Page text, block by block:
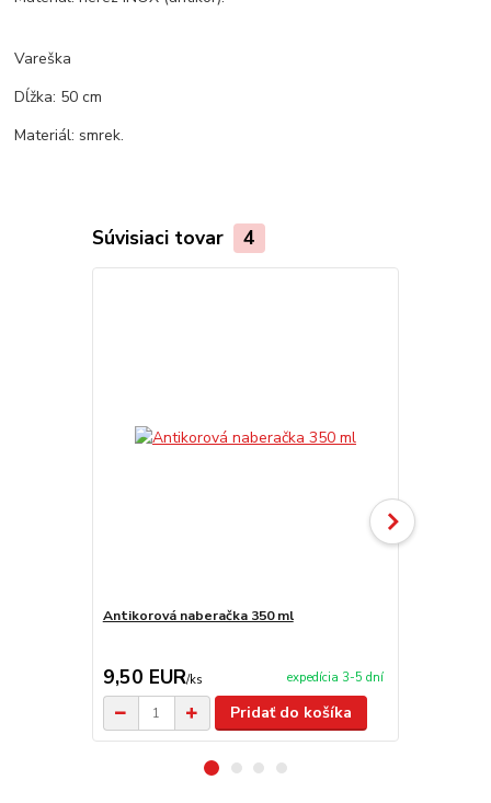
Vareška
Dĺžka: 50 cm
Materiál: smrek.
Súvisiaci tovar 4
Antikorová naberačka 350 ml
9,50 EUR/ks expedícia 3-5 dní
Pridať do košíka